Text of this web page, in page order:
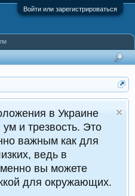
Войти или зарегистрироваться
Это
для